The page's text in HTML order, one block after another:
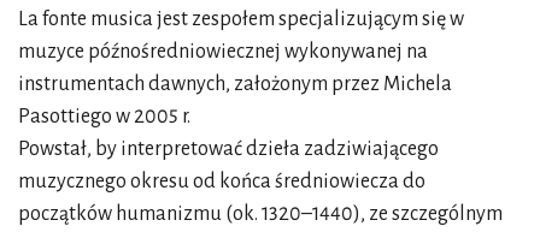
La fonte musica jest zespołem specjalizującym się w
muzyce późnośredniowiecznej wykonywanej na
instrumentach dawnych, założonym przez Michela
Pasottiego w 2005 r.
Powstał, by interpretować dzieła zadziwiającego
muzycznego okresu od końca średniowiecza do
początków humanizmu (ok. 1320–1440), ze szczególnym